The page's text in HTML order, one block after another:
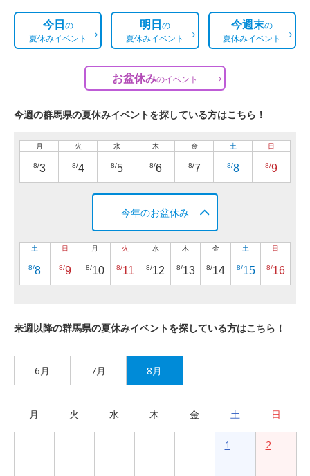
今日の
夏休みイベント
明日の
夏休みイベント
今週末の
夏休みイベント
お盆休みのイベント
今週の群馬県の夏休みイベントを探している方はこちら！
月
8/3
火
8/4
水
8/5
木
8/6
金
8/7
土
8/8
日
8/9
今年のお盆休み
土
8/8
日
8/9
月
8/10
火
8/11
水
8/12
木
8/13
金
8/14
土
8/15
日
8/16
来週以降の群馬県の夏休みイベントを探している方はこちら！
6月 7月 8月
月 火 水 木 金 土 日
1 2